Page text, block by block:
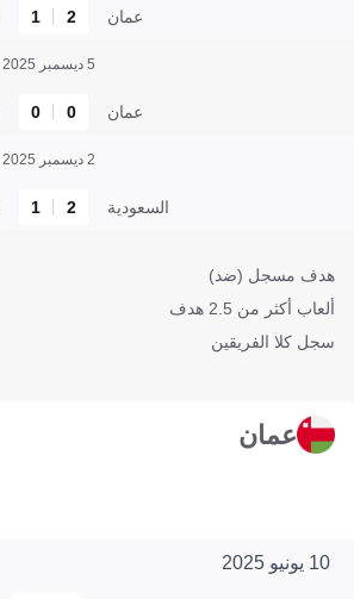
عمان 2
1
5 ديسمبر 2025
عمان 0
0
2 ديسمبر 2025
السعودية 2
1
هدف مسجل (ضد)
ألعاب أكثر من 2.5 هدف
سجل كلا الفريقين
عمان
10 يونيو 2025